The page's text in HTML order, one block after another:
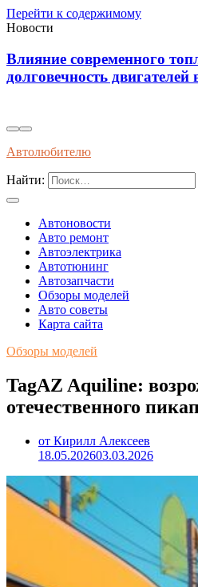
Перейти к содержимому
Новости
Влияние современного
долговечность двигателей
Автолюбителю
Найти:
Автоновости
Авто ремонт
Автоэлектрика
Автотюнинг
Автозапчасти
Обзоры моделей
Авто советы
Карта сайта
Обзоры моделей
TagAZ Aquiline:
отечественного
от Кирилл Алексеев
18.05.202603.03.2026